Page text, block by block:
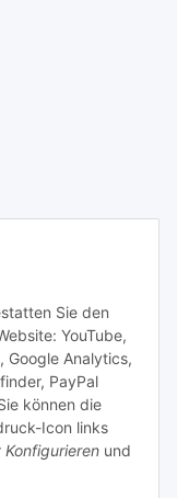
Sie den
YouTube,
Google Analytics,
PayPal
können die
Icon links
Konfigurieren und